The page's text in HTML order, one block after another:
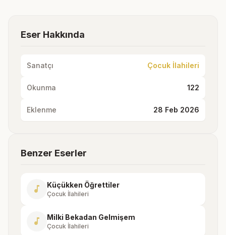
Eser Hakkında
Sanatçı Çocuk İlahileri
Okunma 122
Eklenme 28 Feb 2026
Benzer Eserler
music_note Küçükken Öğrettiler
Çocuk İlahileri
music_note Milki Bekadan Gelmişem
Çocuk İlahileri